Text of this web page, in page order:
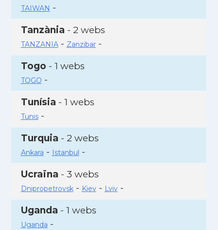
TAIWAN -
Tanzània - 2 webs
TANZANIA- Zanzibar-
Togo - 1 webs
TOGO -
Tunísia - 1 webs
Tunis-
Turquia - 2 webs
Ankara - Istanbul -
Ucraïna - 3 webs
Dnipropetrovsk- Kiev- Lviv-
Uganda - 1 webs
Uganda -